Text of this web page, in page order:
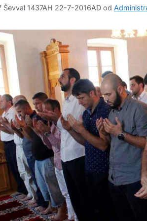
Ševval 1437AH 22-7-2016AD od